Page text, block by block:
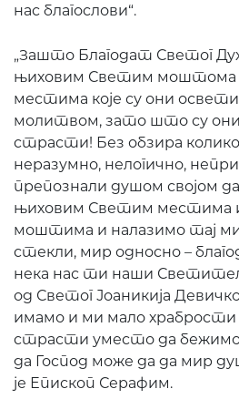
нас благослови“.
„Зашто Благодат Светог
њиховим Светим моштома
местима које су они
молитвом, зато што су
страсти! Без обзира
неразумно, нелогично,
препознали душом својом
њиховим Светим местима
моштима и налазимо тај
стекли, мир односно –
нека нас ти наши
од Светог Јоаникија
имамо и ми мало
страсти уместо да
да Господ може да да мир
је Епископ Серафим.